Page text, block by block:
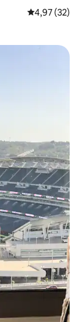
Évaluation
4,97 (32)